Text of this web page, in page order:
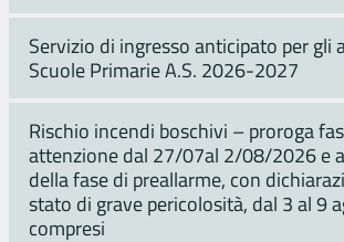
Servizio di ingresso anticipato per gli
Scuole Primarie A.S. 2026-2027
Rischio incendi boschivi – proroga
attenzione dal 27/07al 2/08/2026 e
della fase di preallarme, con
stato di grave pericolosità, dal 3 al 9
compresi